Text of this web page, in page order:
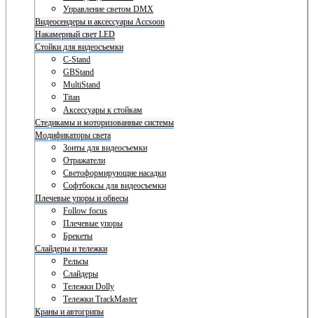
Управление светом DMX
Видеосендеры и аксессуары Accsoon
Накамерный свет LED
Стойки для видеосъемки
C-Stand
GBStand
MultiStand
Titan
Аксессуары к стойкам
Стедикамы и моторизованные системы
Модификаторы света
Зонты для видеосъемки
Отражатели
Светоформирующие насадки
Софтбоксы для видеосъемки
Плечевые упоры и обвесы
Follow focus
Плечевые упоры
Брекеты
Слайдеры и тележки
Рельсы
Слайдеры
Тележки Dolly
Тележки TrackMaster
Краны и автогрипы